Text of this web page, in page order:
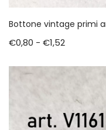
Bottone vintage primi
€0,80 - €1,52